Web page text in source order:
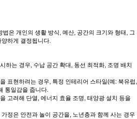
은 개인의 생활 방식, 예산, 공간의 크기와 형태, 그
하게 결정됩니다.
하는 경우, 수납 공간 확대, 동선 최적화, 조명 배치
표현하려는 경우, 특정 인테리어 스타일(예: 북유럽,
통일감을 줍니다.
고려해 단열, 에너지 효율 조명, 태양광 설치 등을
정은 안전과 놀이 공간을, 노년층과 함께 사는 경우